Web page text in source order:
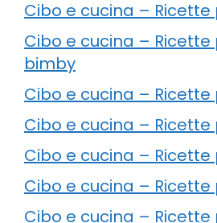
Cibo e cucina –
Cibo e cucina –
bimby
Cibo e cucina –
Cibo e cucina –
Cibo e cucina –
Cibo e cucina –
Cibo e cucina –